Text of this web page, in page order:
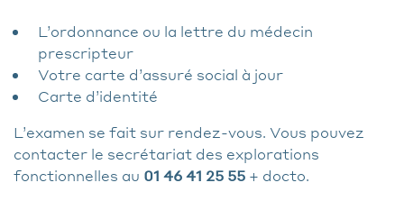
L’ordonnance ou la lettre du médecin
prescripteur
Votre carte d’assuré social à jour
Carte d’identité
L’examen se fait sur rendez-vous. Vous pouvez
contacter le secrétariat des explorations
fonctionnelles au 01 46 41 25 55 + docto.